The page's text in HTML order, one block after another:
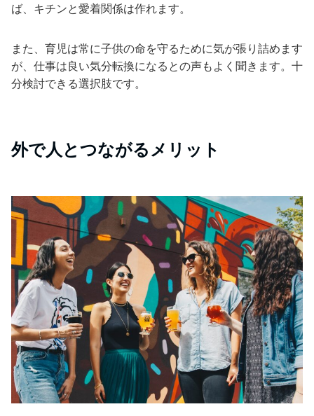
ば、キチンと愛着関係は作れます。
また、育児は常に子供の命を守るために気が張り詰めます
が、仕事は良い気分転換になるとの声もよく聞きます。十
分検討できる選択肢です。
外で人とつながるメリット